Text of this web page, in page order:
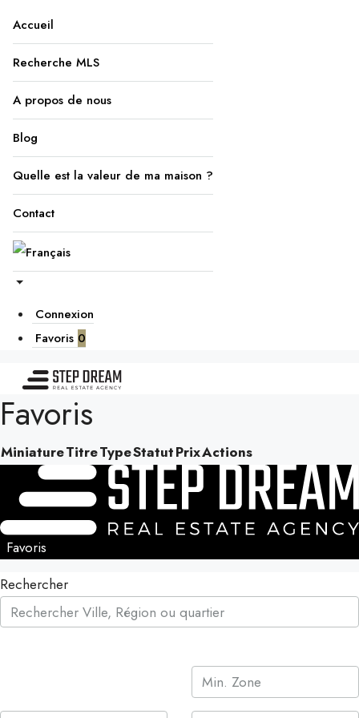
Accueil
Recherche MLS
A propos de nous
Blog
Quelle est la valeur de ma maison ?
Contact
Connexion
Favoris 0
Favoris
MiniatureTitreTypeStatutPrixActions
Favoris
Rechercher